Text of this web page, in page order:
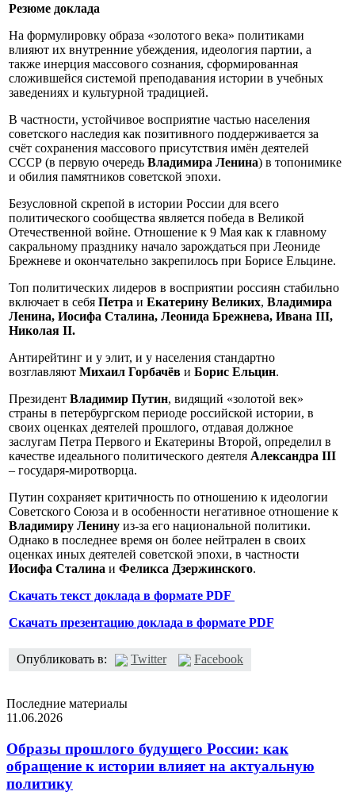
Резюме доклада
На формулировку образа «золотого века» политиками
влияют их внутренние убеждения, идеология партии, а
также инерция массового сознания, сформированная
сложившейся системой преподавания истории в учебных
заведениях и культурной традицией.
В частности, устойчивое восприятие частью населения
советского наследия как позитивного поддерживается за
счёт сохранения массового присутствия имён деятелей
СССР (в первую очередь Владимира Ленина) в топонимике
и обилия памятников советской эпохи.
Безусловной скрепой в истории России для всего
политического сообщества является победа в Великой
Отечественной войне. Отношение к 9 Мая как к главному
сакральному празднику начало зарождаться при Леониде
Брежневе и окончательно закрепилось при Борисе Ельцине.
Топ политических лидеров в восприятии россиян стабильно
включает в себя Петра и Екатерину Великих, Владимира
Ленина, Иосифа Сталина, Леонида Брежнева, Ивана III,
Николая II.
Антирейтинг и у элит, и у населения стандартно
возглавляют Михаил Горбачёв и Борис Ельцин.
Президент Владимир Путин, видящий «золотой век»
страны в петербургском периоде российской истории, в
своих оценках деятелей прошлого, отдавая должное
заслугам Петра Первого и Екатерины Второй, определил в
качестве идеального политического деятеля Александра III
– государя-миротворца.
Путин сохраняет критичность по отношению к идеологии
Советского Союза и в особенности негативное отношение к
Владимиру Ленину из-за его национальной политики.
Однако в последнее время он более нейтрален в своих
оценках иных деятелей советской эпохи, в частности
Иосифа Сталина и Феликса Дзержинского.
Скачать текст доклада в формате PDF
Скачать презентацию доклада в формате PDF
Опубликовать в: Twitter Facebook
Последние материалы
11.06.2026
Образы прошлого будущего России: как
обращение к истории влияет на актуальную
политику